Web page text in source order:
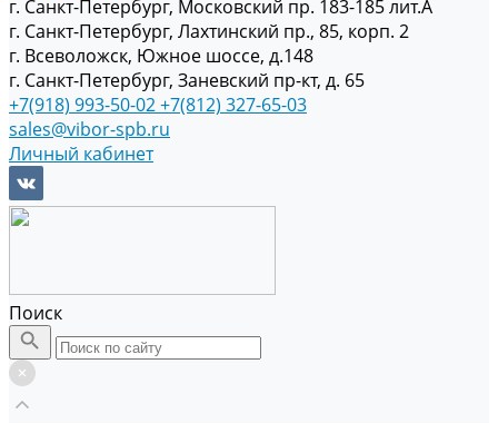
г. Санкт-Петербург, Московский пр. 183-185 лит.А
г. Санкт-Петербург, Лахтинский пр., 85, корп. 2
г. Всеволожск, Южное шоссе, д.148
г. Санкт-Петербург, Заневский пр-кт, д. 65
+7(918) 993-50-02+7(812) 327-65-03
sales@vibor-spb.ru
Личный кабинет
Поиск